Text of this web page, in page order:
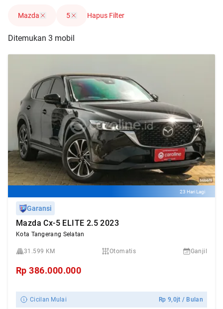
Mazda 5 Hapus Filter
Ditemukan 3 mobil
23 Hari Lagi
Garansi
Mazda Cx-5 ELITE 2.5 2023
Kota Tangerang Selatan
31.599 KM Otomatis Ganjil
Rp386.000.000
Cicilan Mulai Rp9,0jt / Bulan